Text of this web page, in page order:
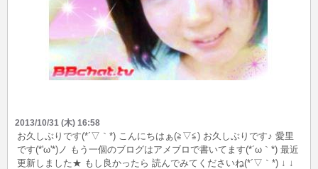
2013/10/31 (木) 16:58
お久しぶりです(*´▽｀*) こんにちはぁ(≧▽≦) お久しぶりです♪ 愛里
です(*'ω'*)ノ もう一個のブログはアメブロで書いてます(*´ω｀*) 最近
更新しました★ もし良かったら 読んでみてくださいね(*´▽｀*) ↓ ↓